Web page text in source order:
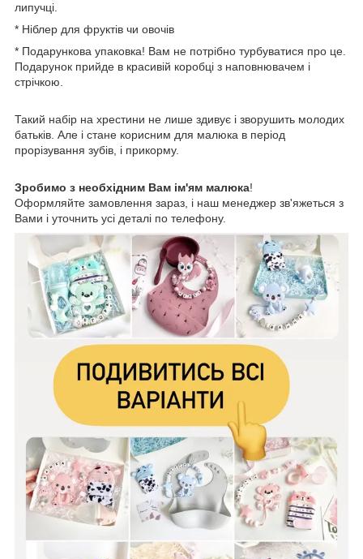
липучці.
* Ніблер для фруктів чи овочів
* Подарункова упаковка! Вам не потрібно турбуватися про це.
Подарунок прийде в красивій коробці з наповнювачем і
стрічкою.
Такий набір на хрестини не лише здивує і зворушить молодих
батьків. Але і стане корисним для малюка в період
прорізування зубів, і прикорму.
Зробимо з необхідним Вам ім'ям малюка!
Оформляйте замовлення зараз, і наш менеджер зв'яжеться з
Вами і уточнить усі деталі по телефону.